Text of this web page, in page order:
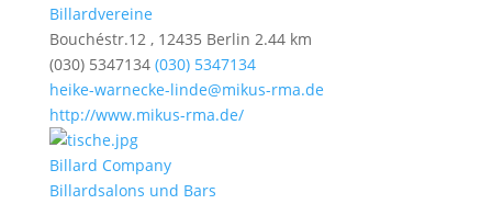
Billardvereine
Bouchéstr.12 , 12435 Berlin 2.44 km
(030) 5347134 (030) 5347134
heike-warnecke-linde@mikus-rma.de
http://www.mikus-rma.de/
Billard Company
Billardsalons und Bars